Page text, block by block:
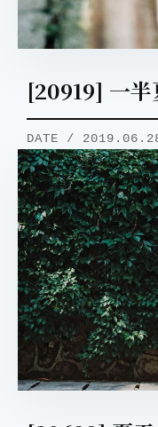
[20919] 一半
DATE /